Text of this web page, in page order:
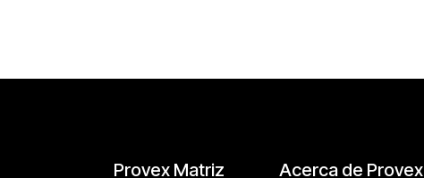
Acerca de Provex
Provex Matriz